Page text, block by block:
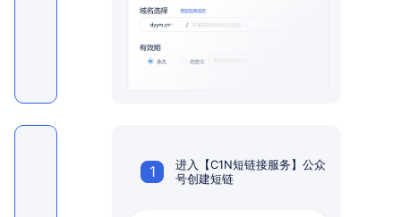
1
进入【C1N短链接服务】公众
号创建短链